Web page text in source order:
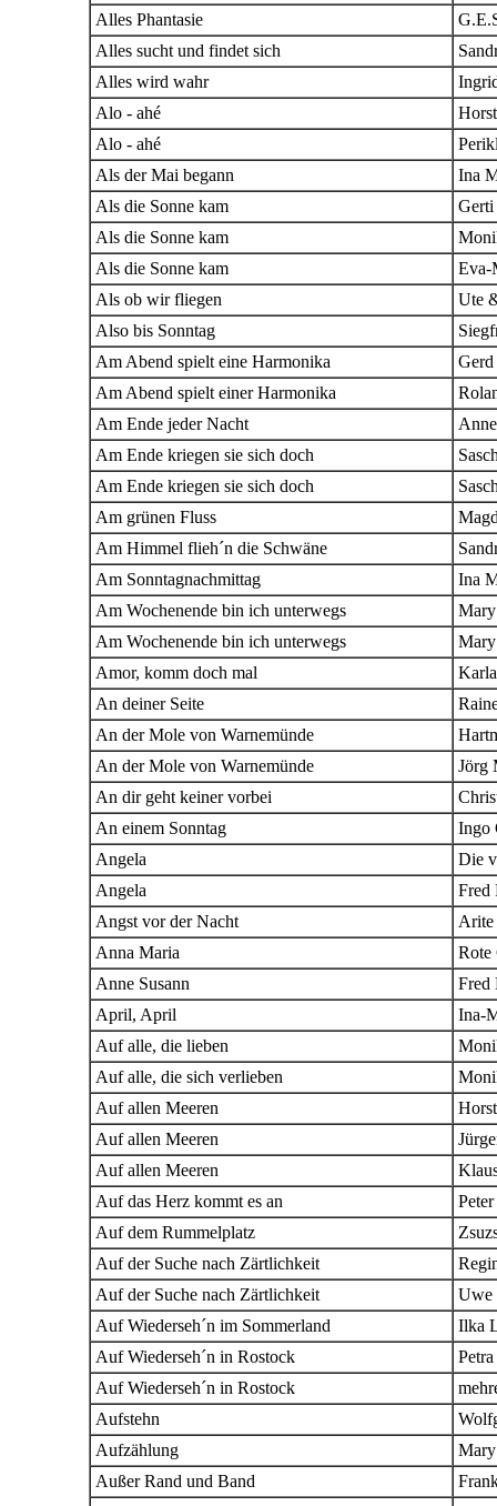
Alles Phantasie
Alles sucht und findet sich
Alles wird wahr
Alo - ahé
Alo - ahé
Als der Mai begann
Ina
Als die Sonne kam
Als die Sonne kam
Als die Sonne kam
Eva-
Als ob wir fliegen
Ute
Also bis Sonntag
Am Abend spielt eine Harmonika
Am Abend spielt einer Harmonika
Am Ende jeder Nacht
Am Ende kriegen sie sich doch
Am Ende kriegen sie sich doch
Am grünen Fluss
Am Himmel flieh´n die Schwäne
Am Sonntagnachmittag
Ina
Am Wochenende bin ich unterwegs
Am Wochenende bin ich unterwegs
Amor, komm doch mal
An deiner Seite
An der Mole von Warnemünde
An der Mole von Warnemünde
Jörg
An dir geht keiner vorbei
An einem Sonntag
Ingo
Angela
Die
Angela
Fred
Angst vor der Nacht
Anna Maria
Rote
Anne Susann
Fred
April, April
Ina-
Auf alle, die lieben
Auf alle, die sich verlieben
Auf allen Meeren
Auf allen Meeren
Auf allen Meeren
Auf das Herz kommt es an
Auf dem Rummelplatz
Auf der Suche nach Zärtlichkeit
Auf der Suche nach Zärtlichkeit
Uwe
Auf Wiederseh´n im Sommerland
Ilka
Auf Wiederseh´n in Rostock
Auf Wiederseh´n in Rostock
Aufstehn
Aufzählung
Außer Rand und Band